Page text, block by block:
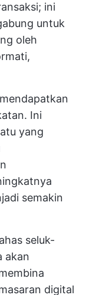
ini
untuk
oleh
Ini
yang
semakin
seluk-
akan
digital